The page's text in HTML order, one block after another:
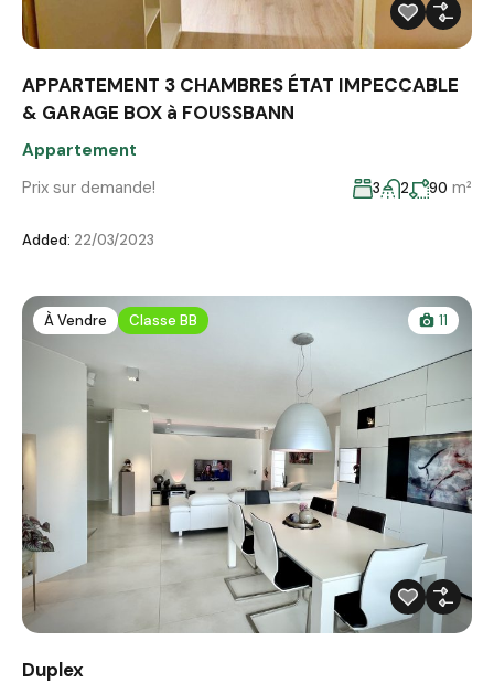
APPARTEMENT 3 CHAMBRES ÉTAT IMPECCABLE
& GARAGE BOX à FOUSSBANN
Appartement
Prix sur demande!
3 2 90 m²
Added: 22/03/2023
À Vendre Classe BB 11
Duplex